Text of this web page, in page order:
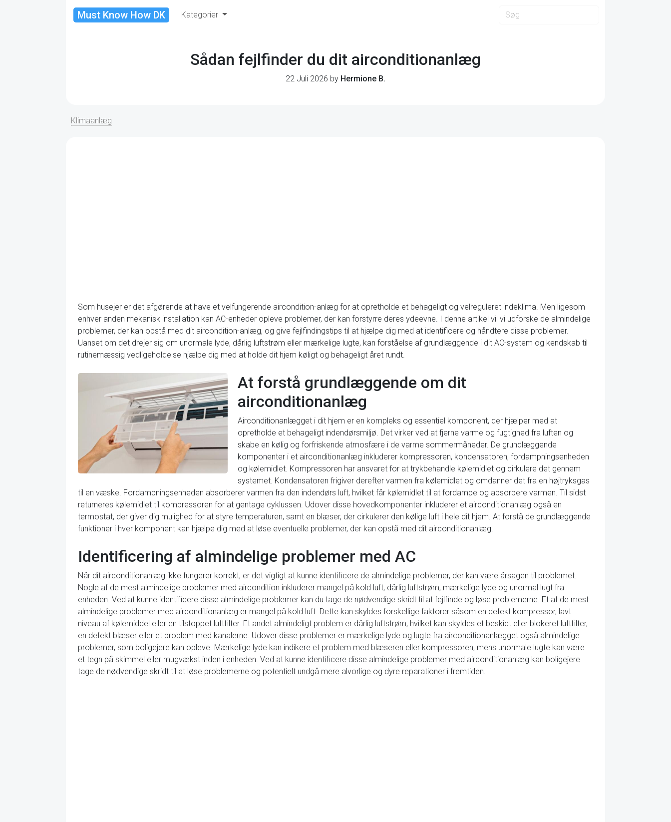
Must Know How DK Kategorier
Sådan fejlfinder du dit airconditionanlæg
22 Juli 2026 by Hermione B.
Klimaanlæg
Som husejer er det afgørende at have et velfungerende aircondition-anlæg for at opretholde et behageligt og velreguleret indeklima. Men ligesom
enhver anden mekanisk installation kan AC-enheder opleve problemer, der kan forstyrre deres ydeevne. I denne artikel vil vi udforske de almindelige
problemer, der kan opstå med dit aircondition-anlæg, og give fejlfindingstips til at hjælpe dig med at identificere og håndtere disse problemer.
Uanset om det drejer sig om unormale lyde, dårlig luftstrøm eller mærkelige lugte, kan forståelse af grundlæggende i dit AC-system og kendskab til
rutinemæssig vedligeholdelse hjælpe dig med at holde dit hjem køligt og behageligt året rundt.
At forstå grundlæggende om dit
airconditionanlæg
Airconditionanlægget i dit hjem er en kompleks og essentiel komponent, der hjælper med at
opretholde et behageligt indendørsmiljø. Det virker ved at fjerne varme og fugtighed fra luften og
skabe en kølig og forfriskende atmosfære i de varme sommermåneder. De grundlæggende
komponenter i et airconditionanlæg inkluderer kompressoren, kondensatoren, fordampningsenheden
og kølemidlet. Kompressoren har ansvaret for at trykbehandle kølemidlet og cirkulere det gennem
systemet. Kondensatoren frigiver derefter varmen fra kølemidlet og omdanner det fra en højtryksgas
til en væske. Fordampningsenheden absorberer varmen fra den indendørs luft, hvilket får kølemidlet til at fordampe og absorbere varmen. Til sidst
returneres kølemidlet til kompressoren for at gentage cyklussen. Udover disse hovedkomponenter inkluderer et airconditionanlæg også en
termostat, der giver dig mulighed for at styre temperaturen, samt en blæser, der cirkulerer den kølige luft i hele dit hjem. At forstå de grundlæggende
funktioner i hver komponent kan hjælpe dig med at løse eventuelle problemer, der kan opstå med dit airconditionanlæg.
Identificering af almindelige problemer med AC
Når dit airconditionanlæg ikke fungerer korrekt, er det vigtigt at kunne identificere de almindelige problemer, der kan være årsagen til problemet.
Nogle af de mest almindelige problemer med aircondition inkluderer mangel på kold luft, dårlig luftstrøm, mærkelige lyde og unormal lugt fra
enheden. Ved at kunne identificere disse almindelige problemer kan du tage de nødvendige skridt til at fejlfinde og løse problemerne. Et af de mest
almindelige problemer med airconditionanlæg er mangel på kold luft. Dette kan skyldes forskellige faktorer såsom en defekt kompressor, lavt
niveau af kølemiddel eller en tilstoppet luftfilter. Et andet almindeligt problem er dårlig luftstrøm, hvilket kan skyldes et beskidt eller blokeret luftfilter,
en defekt blæser eller et problem med kanalerne. Udover disse problemer er mærkelige lyde og lugte fra airconditionanlægget også almindelige
problemer, som boligejere kan opleve. Mærkelige lyde kan indikere et problem med blæseren eller kompressoren, mens unormale lugte kan være
et tegn på skimmel eller mugvækst inden i enheden. Ved at kunne identificere disse almindelige problemer med airconditionanlæg kan boligejere
tage de nødvendige skridt til at løse problemerne og potentielt undgå mere alvorlige og dyre reparationer i fremtiden.